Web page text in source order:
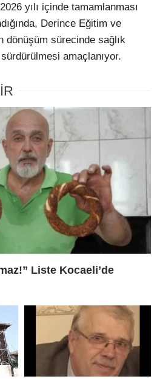
yılı içinde tamamlanması
Derince Eğitim ve
dönüşüm sürecinde sağlık
amaçlanıyor.
Liste Kocaeli’de